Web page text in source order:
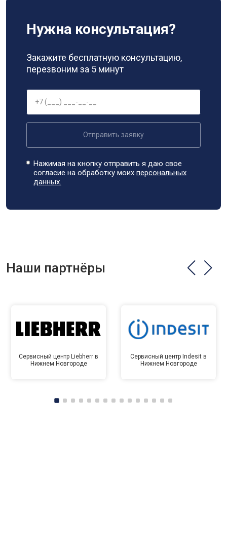
Нужна консультация?
Закажите бесплатную консультацию,
перезвоним за 5 минут
Отправить заявку
Нажимая на кнопку отправить я даю свое
согласие на обработку моихперсональных
данных.
Наши партнёры
Сервисный центр Liebherr в
Нижнем Новгороде
Сервисный центр Indesit в
Нижнем Новгороде